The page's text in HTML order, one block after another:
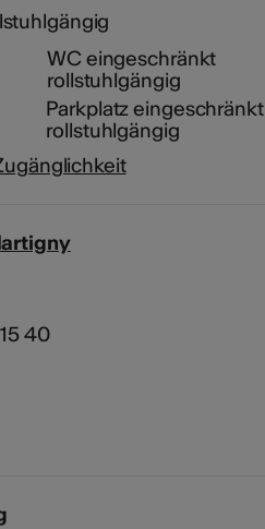
WC eingeschränkt
rollstuhlgängig
Parkplatz eingeschränkt
rollstuhlgängig
40